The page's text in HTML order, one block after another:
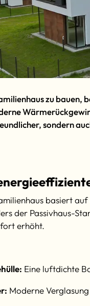
zu
sondern
basiert
der Passivhaus-
erhöht.
Eine luftdichte
Moderne